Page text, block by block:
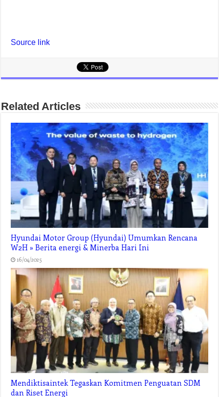
Source link
Related Articles
Hyundai Motor Group (Hyundai) Umumkan Rencana
W2H » Berita energi & Minerba Hari Ini
16/04/2025
Mendiktisaintek Tegaskan Komitmen Penguatan SDM
dan Riset Energi